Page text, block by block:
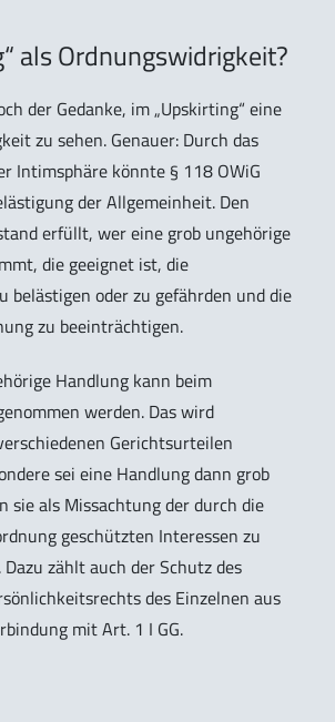
als Ordnungswidrigkeit?
der Gedanke, im „Upskirting“ eine
zu sehen. Genauer: Durch das
Intimsphäre könnte § 118 OWiG
der Allgemeinheit. Den
erfüllt, wer eine grob ungehörige
die geeignet ist, die
belästigen oder zu gefährden und die
zu beeinträchtigen.
Handlung kann beim
werden. Das wird
Gerichtsurteilen
sei eine Handlung dann grob
sie als Missachtung der durch die
geschützten Interessen zu
zählt auch der Schutz des
des Einzelnen aus
mit Art. 1 I GG.